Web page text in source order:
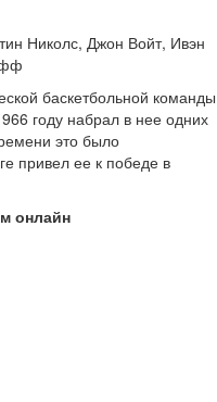
Николс, Джон Войт, Ивэн
баскетбольной команды
году набрал в нее одних
это было
привел ее к победе в
онлайн